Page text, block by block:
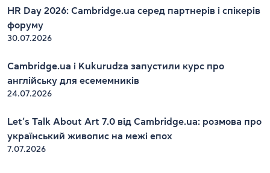
HR Day 2026: Cambridge.ua серед партнерів і спікерів
форуму
30.07.2026
Cambridge.ua і Kukurudza запустили курс про
англійську для есемемників
24.07.2026
Let’s Talk About Art 7.0 від Cambridge.ua: розмова про
український живопис на межі епох
7.07.2026